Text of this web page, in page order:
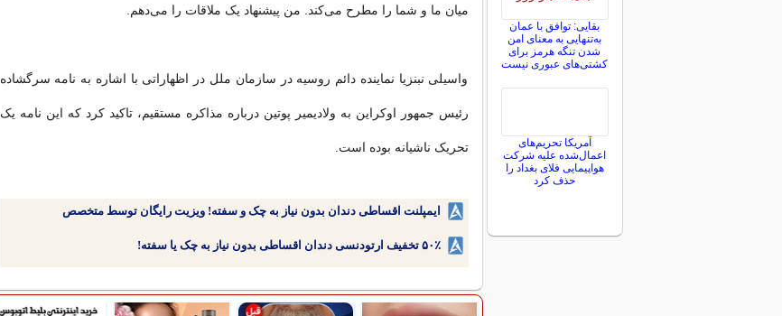
میان ما و شما را مطرح می‌کند. من پیشنهاد یک ملاقات را می‌دهم.
واسیلی نبنزیا نماینده دائم روسیه در سازمان ملل در اظهاراتی با اشاره به نامه سرگشاده
رئیس جمهور اوکراین به ولادیمیر پوتین درباره مذاکره مستقیم، تاکید کرد که این نامه یک
تحریک ناشیانه بوده است.
ایمپلنت اقساطی دندان بدون نیاز به چک و سفته! ویزیت رایگان توسط متخصص
۵۰٪ تخفیف ارتودنسی دندان اقساطی بدون نیاز به چک یا سفته!
بقایی: توافق با عمان
به‌تنهایی به معنای امن
شدن تنگه هرمز برای
کشتی‌های عبوری نیست
آمریکا تحریم‌های
اعمال‌شده علیه شرکت
هواپیمایی فلای بغداد را
حذف کرد